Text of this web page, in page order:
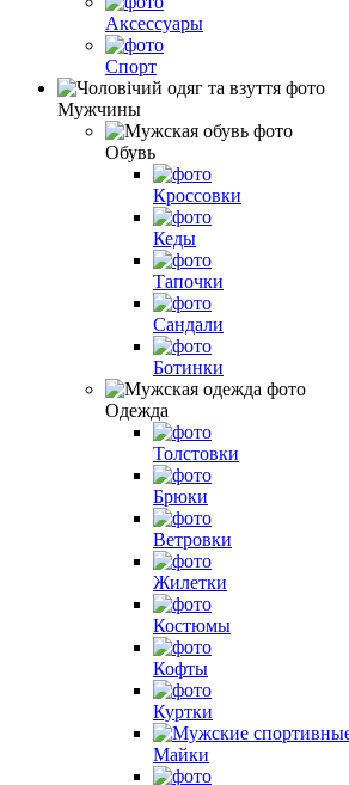
Аксессуары
Спорт
Мужчины
Обувь
Кроссовки
Кеды
Тапочки
Сандали
Ботинки
Одежда
Толстовки
Брюки
Ветровки
Жилетки
Костюмы
Кофты
Куртки
Майки